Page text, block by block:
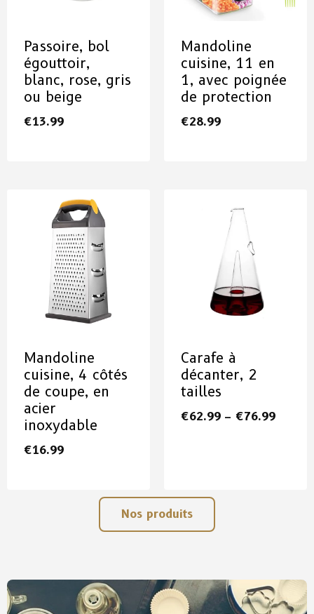
Passoire, bol
égouttoir,
blanc, rose, gris
ou beige
€13.99
Mandoline
cuisine, 11 en
1, avec poignée
de protection
€28.99
Mandoline
cuisine, 4 côtés
de coupe, en
acier
inoxydable
€16.99
Carafe à
décanter, 2
tailles
€62.99 – €76.99
Nos produits